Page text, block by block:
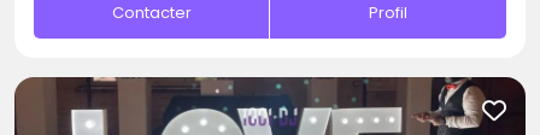
Contacter Profil